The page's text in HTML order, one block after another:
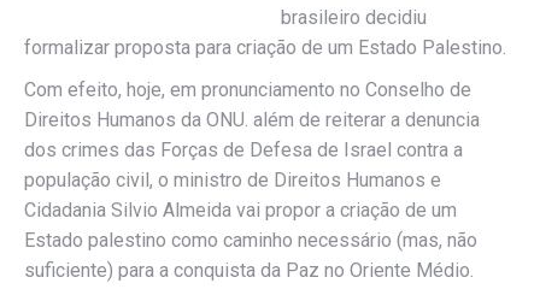
brasileiro decidiu
formalizar proposta para criação de um Estado Palestino.
Com efeito, hoje, em pronunciamento no Conselho de
Direitos Humanos da ONU. além de reiterar a denuncia
dos crimes das Forças de Defesa de Israel contra a
população civil, o ministro de Direitos Humanos e
Cidadania Silvio Almeida vai propor a criação de um
Estado palestino como caminho necessário (mas, não
suficiente) para a conquista da Paz no Oriente Médio.